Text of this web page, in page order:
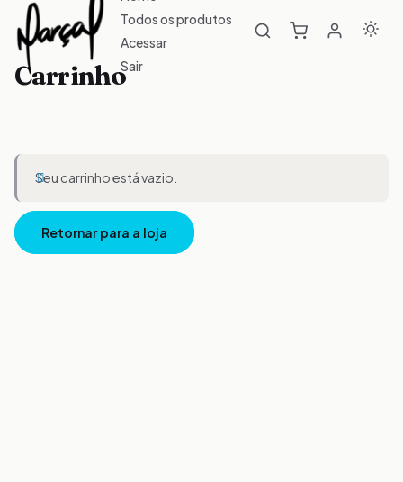
Todos os produtos
Acessar
Sair
Carrinho
Seu carrinho está vazio.
Retornar para a loja